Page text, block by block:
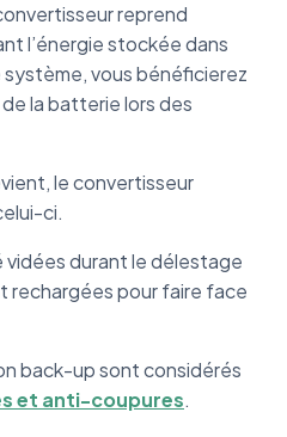
reprend
l’énergie stockée dans
vous bénéficierez
la batterie lors des
le convertisseur
ci.
durant le délestage
pour faire face
back-up sont considérés
et anti-coupures.